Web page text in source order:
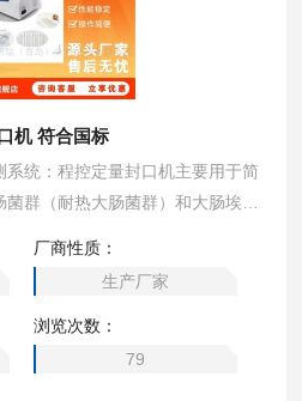
机 符合国标
系统：程控定量封口机主要用于简
群（耐热大肠菌群）和大肠埃希
水、畜牧供水、二次供水等。酶
国标
厂商性质：
生产厂家
浏览次数：
79